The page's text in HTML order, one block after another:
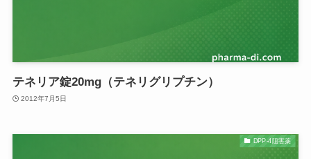
テネリア錠20mg（テネリグリプチン）
2012年7月5日
DPP-4阻害薬